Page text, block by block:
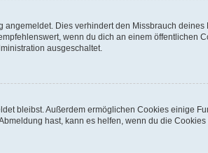
Dies verhindert den Missbrauch
wenn du dich an einem öffentlichen
ausgeschaltet.
bleibst. Außerdem ermöglichen Cookies einige
hast, kann es helfen, wenn du die Cookies